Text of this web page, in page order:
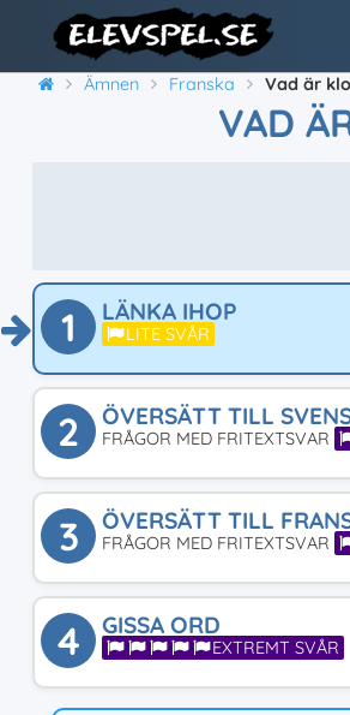
Ämnen Franska Vad är
VAD
1 LÄNKA IHOP
LITE SVÅR
2 ÖVERSÄTT TILL
FRÅGOR MED FRITEXTSVAR
3 ÖVERSÄTT TILL
FRÅGOR MED FRITEXTSVAR
4 GISSA ORD
EXTREMT SVÅR